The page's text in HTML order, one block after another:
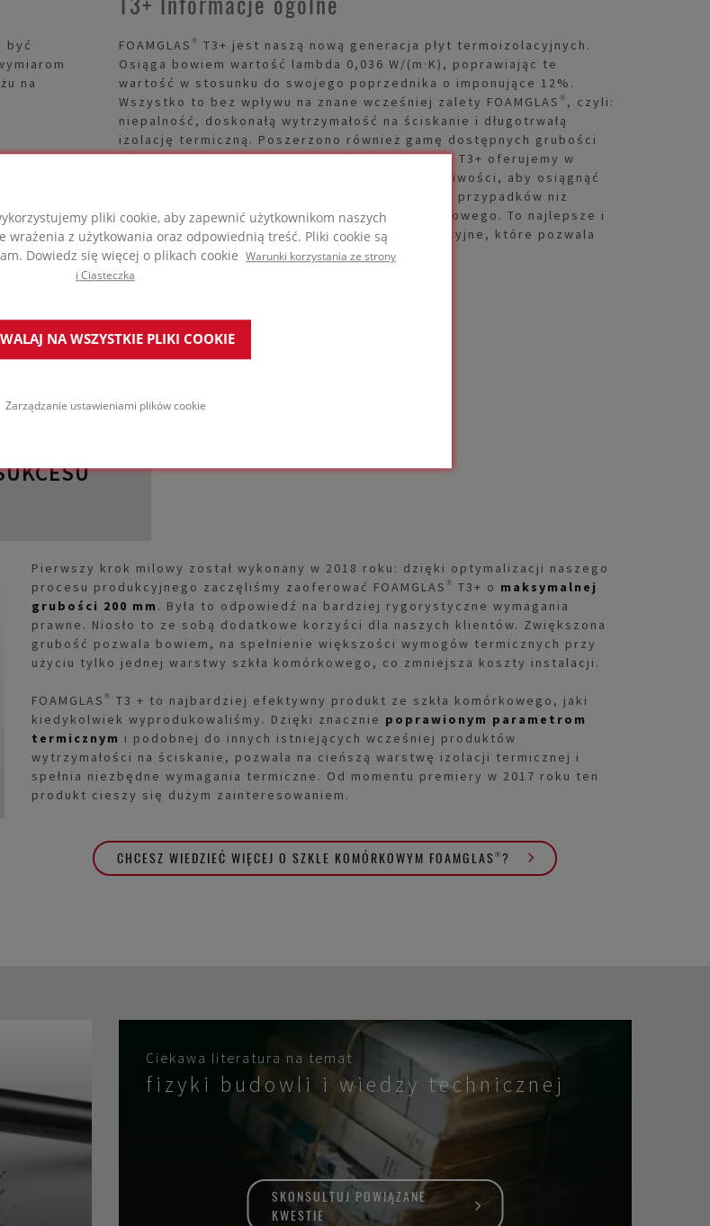
pliki cookie, aby zapewnić użytkownikom naszych
z użytkowania oraz odpowiednią treść. Pliki cookie są
Dowiedz się więcej o plikach cookie Warunki korzystania ze strony
i Ciasteczka
NA WSZYSTKIE PLIKI COOKIE
Zarządzanie ustawieniami plików cookie
być
na
FOAMGLAS® T3+ jest naszą nową generacja płyt termoizolacyjnych.
Osiąga bowiem wartość lambda 0,036 W/(m·K), poprawiając te
wartość w stosunku do swojego poprzednika o imponujące 12%.
Wszystko to bez wpływu na znane wcześniej zalety FOAMGLAS®, czyli:
niepalność, doskonałą wytrzymałość na ściskanie i długotrwałą
izolację termiczną. Poszerzono również gamę dostępnych grubości
płyt o 190 mm i 200 mm. Teraz płyty w odmianie T3+ oferujemy w
grubościach od 50 mm do 200 mm. To daje możliwości, aby osiągnąć
pożądaną wartość U w jeszcze większej liczbie przypadków niż
wcześniej za pomocą rozwiązania jednowarstwowego. To najlepsze i
najbardziej efektywne rozwiązanie termoizolacyjne, które pozwala
zaoszczędzić czas i pieniądze.
Pierwszy krok milowy został wykonany w 2018 roku: dzięki optymalizacji naszego
procesu produkcyjnego zaczęliśmy zaoferować FOAMGLAS® T3+ o maksymalnej
grubości 200 mm . Była to odpowiedź na bardziej rygorystyczne wymagania
prawne. Niosło to ze sobą dodatkowe korzyści dla naszych klientów. Zwiększona
grubość pozwala bowiem, na spełnienie większości wymogów termicznych przy
użyciu tylko jednej warstwy szkła komórkowego, co zmniejsza koszty instalacji.
FOAMGLAS® T3 + to najbardziej efektywny produkt ze szkła komórkowego, jaki
kiedykolwiek wyprodukowaliśmy. Dzięki znacznie poprawionym parametrom
termicznym i podobnej do innych istniejących wcześniej produktów
wytrzymałości na ściskanie, pozwala na cieńszą warstwę izolacji termicznej i
spełnia niezbędne wymagania termiczne. Od momentu premiery w 2017 roku ten
produkt cieszy się dużym zainteresowaniem.
CHCESZ WIEDZIEĆ WIĘCEJ O SZKLE KOMÓRKOWYM FOAMGLAS®?
Ciekawa literatura na temat
fizyki budowli i wiedzy technicznej
SKONSULTUJ POWIĄZANE
KWESTIE